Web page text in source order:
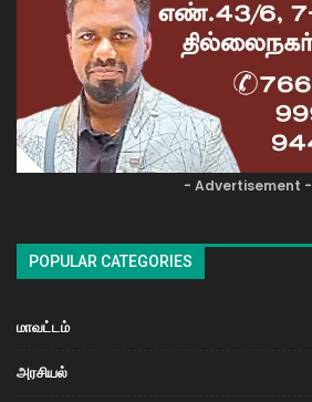
- Advertisement -
POPULAR CATEGORIES
மாவட்டம்
அரசியல்